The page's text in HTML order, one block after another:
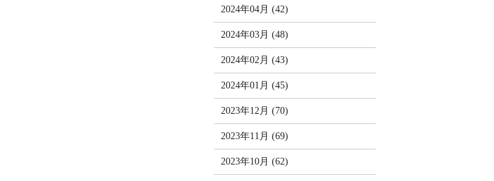
2024年04月 (42)
2024年03月 (48)
2024年02月 (43)
2024年01月 (45)
2023年12月 (70)
2023年11月 (69)
2023年10月 (62)